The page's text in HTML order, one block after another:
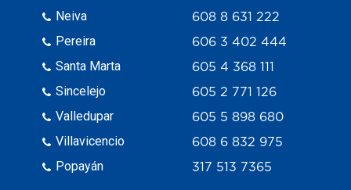
Neiva
Pereira
Santa Marta
Sincelejo
Valledupar
Villavicencio
Popayán
608 8 631 222
606 3 402 444
605 4 368 111
605 2 771 126
605 5 898 680
608 6 832 975
317 513 7365